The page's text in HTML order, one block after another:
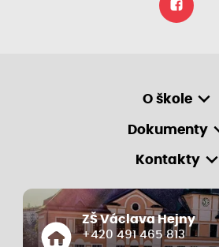
O škole
Dokumenty
Kontakty
ZŠ Václava Hejny
+420 491 465 813